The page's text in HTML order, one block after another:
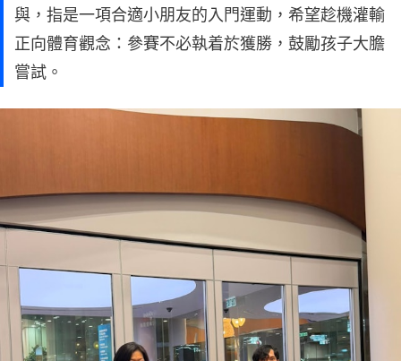
與，指是一項合適小朋友的入門運動，希望趁機灌輸
正向體育觀念：參賽不必執着於獲勝，鼓勵孩子大膽
嘗試。